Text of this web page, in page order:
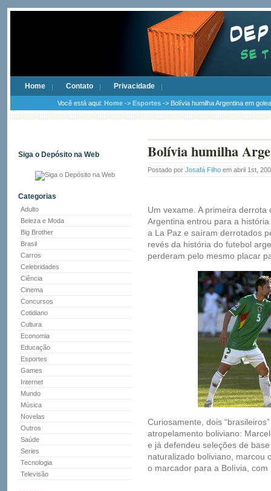
Home Contato Privacidade
Você está aqui: Home -> Esportes -> Bolívia humilha Argentina em
Siga o Depósito na Web
Categorias
Adulto
Beleza e Moda
Big Brother
Brasil
Carros
Celebridades
Ciência
Cinema
Concursos
Cotidiano
Cultura
Economia
Educação
Esportes
Games
Internet
Mundo
Música
Novelas
Outros
Saúde
Series
Tecnologia
Televisão
Bolívia humilha
Postado por Josafá Filho em abril 1st,
Um vexame. A primeira
Argentina entrou para a
a La Paz e saíram derrotados
revés da história do futebol
perderam pelo mesmo placar
Curiosamente, dois
atropelamento boliviano:
e já defendeu seleções de
naturalizado boliviano, marcou
o marcador para a Bolívia,